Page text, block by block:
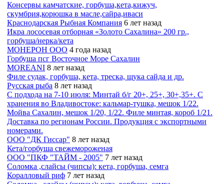
Консервы камчатские, горбуша,кета,кижуч,
скумбрия,корюшка в масле,сайра,иваси
Краснодарская Рыбная Компания 6 лет назад
Икра лососевая отборная «Золото Сахалина» 200 гр.,
горбуша/нерка/кета
МОНЕРОН ООО 4 года назад
Горбуша псг Восточное Море Сахалин
MOREANI 8 лет назад
Филе судак, горбуша, кета, треска, щука сайда и др.
Русская рыба 8 лет назад
С подхода на 7-10 июля: Минтай б/г 20+, 25+, 30+,35+. С
хранения во Владивостоке: кальмар-тушка, мешок 1/22.
Мойва Сахалин, мешок 1/20, 1/22. Филе минтая, короб 1/21.
Доставка по регионам России. Продукция с экспортными
номерами.
ООО "ДК Гиссар" 8 лет назад
Кета/горбуша свежемороженая
ООО "ПКФ "ТАЙМ - 2005" 7 лет назад
Соломка ,слайсы (чипсы): кета, горбуша, семга
Коралловый риф 7 лет назад